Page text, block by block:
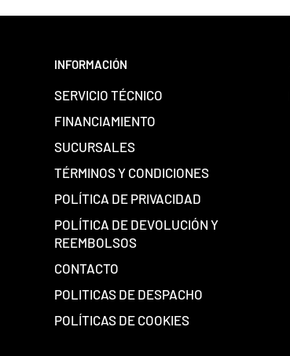
INFORMACIÓN
SERVICIO TÉCNICO
FINANCIAMIENTO
SUCURSALES
TÉRMINOS Y CONDICIONES
POLÍTICA DE PRIVACIDAD
POLÍTICA DE DEVOLUCIÓN Y
REEMBOLSOS
CONTACTO
POLITICAS DE DESPACHO
POLÍTICAS DE COOKIES